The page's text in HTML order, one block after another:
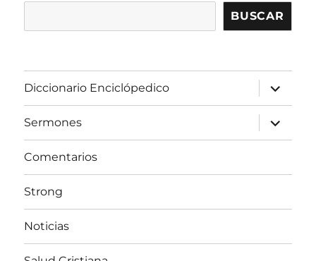
BUSCAR
Diccionario Enciclópedico
expandir
el
menú
inferior
Sermones
expandir
el
menú
Comentarios
Strong
Noticias